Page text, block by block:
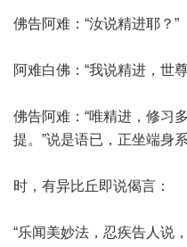
佛告阿难：“汝说精进耶？”
阿难白佛：“我说精进，世
佛告阿难：“唯精进，修习
提。”说是语已，正坐端身系
时，有异比丘即说偈言：
“乐闻美妙法，忍疾告人说，